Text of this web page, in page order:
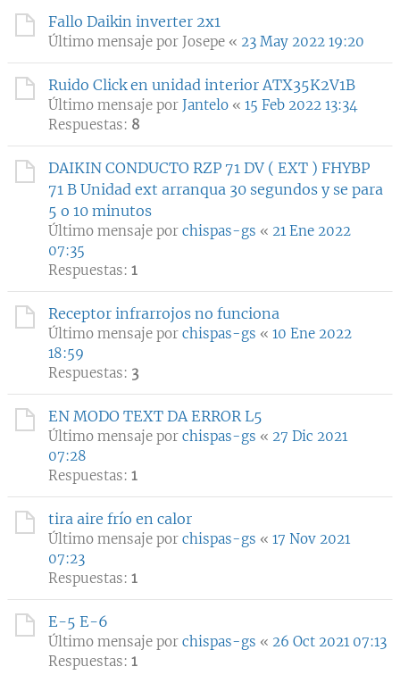
Fallo Daikin inverter 2x1
Último mensaje por Josepe « 23 May 2022 19:20
Ruido Click en unidad interior ATX35K2V1B
Último mensaje por Jantelo « 15 Feb 2022 13:34
Respuestas: 8
DAIKIN CONDUCTO RZP 71 DV ( EXT ) FHYBP
71 B Unidad ext arranqua 30 segundos y se para
5 o 10 minutos
Último mensaje por chispas-gs « 21 Ene 2022
07:35
Respuestas: 1
Receptor infrarrojos no funciona
Último mensaje por chispas-gs « 10 Ene 2022
18:59
Respuestas: 3
EN MODO TEXT DA ERROR L5
Último mensaje por chispas-gs « 27 Dic 2021
07:28
Respuestas: 1
tira aire frío en calor
Último mensaje por chispas-gs « 17 Nov 2021
07:23
Respuestas: 1
E-5 E-6
Último mensaje por chispas-gs « 26 Oct 2021 07:13
Respuestas: 1